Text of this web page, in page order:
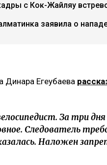
с Кок-Жайляу
заявила о
Динара Егеубаева
За три
Следователь
Наложен